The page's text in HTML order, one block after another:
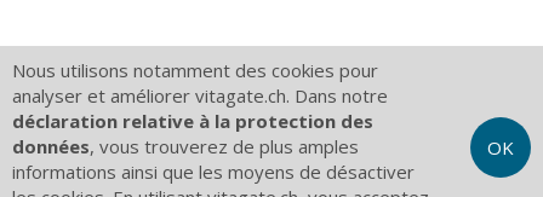
Nous utilisons notamment des cookies pour
analyser et améliorer vitagate.ch. Dans notre
déclaration relative à la protection des
données, vous trouverez de plus amples
informations ainsi que les moyens de désactiver
OK